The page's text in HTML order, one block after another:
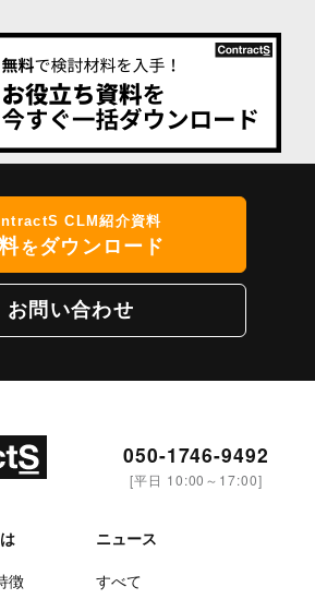
CLM紹介資料
をダウンロード
お問い合わせ
050-1746-9492
[平日 10:00～17:00]
徴
ニュース
すべて